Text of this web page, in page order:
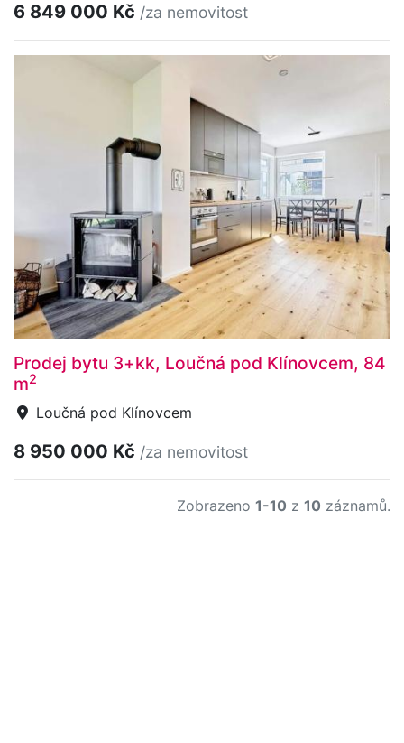
6 849 000 Kč /za nemovitost
Prodej bytu 3+kk, Loučná pod Klínovcem, 84
m2
Loučná pod Klínovcem
8 950 000 Kč /za nemovitost
Zobrazeno 1-10 z 10 záznamů.